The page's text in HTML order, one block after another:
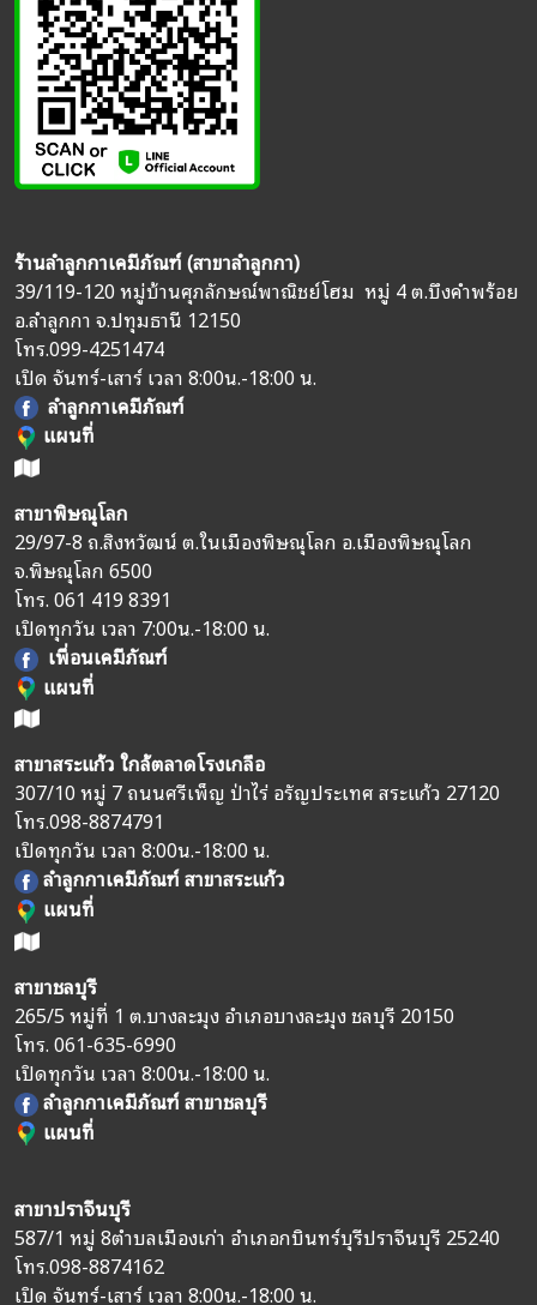
ร้านลำลูกกาเคมีภัณฑ์ (สาขาลำลูกกา)
39/119-120 หมู่บ้านศุภลักษณ์พาณิชย์โฮม หมู่ 4 ต.บึงคำพร้อย
อ.ลำลูกกา จ.ปทุมธานี 12150
โทร.099-4251474
เปิด จันทร์-เสาร์ เวลา 8:00น.-18:00 น.
ลำลูกกาเคมีภัณฑ์
แผนที่
สาขาพิษณุโลก
29/97-8 ถ.สิงหวัฒน์ ต.ในเมืองพิษณุโลก อ.เมืองพิษณุโลก
จ.พิษณุโลก 6500
โทร.061 419 8391
เปิดทุกวัน เวลา 7:00น.-18:00 น.
เพื่อนเคมีภัณฑ์
แผนที่
สาขาสระแก้ว ใกล้ตลาดโรงเกลือ
307/10 หมู่ 7 ถนนศรีเพ็ญ ป่าไร่ อรัญประเทศ สระแก้ว 27120
โทร.098-8874791
เปิดทุกวัน เวลา 8:00น.-18:00 น.
ลำลูกกาเคมีภัณฑ์ สาขาสระแก้ว
แผนที่
สาขาชลบุรี
265/5 หมู่ที่ 1 ต.บางละมุง อำเภอบางละมุง ชลบุรี 20150
โทร.061-635-6990
เปิดทุกวัน เวลา 8:00น.-18:00 น.
ลำลูกกาเคมีภัณฑ์ สาขาชลบุรี
แผนที่
สาขาปราจีนบุรี
587/1 หมู่ 8ตำบลเมืองเก่า อำเภอกบินทร์บุรีปราจีนบุรี 25240
โทร.098-8874162
เปิด จันทร์-เสาร์ เวลา 8:00น.-18:00 น.